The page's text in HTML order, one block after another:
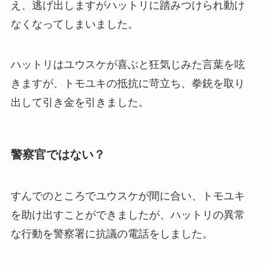
え、逃げ出しますがハットリに踏みつけられ動け
なくなってしまいました。
ハットリはユウスケが喜ぶと狂気じみた言葉を呟
きますが、トモユキの抵抗に苛立ち、拳銃を取り
出して引き金を引きました。
警察官ではない？
すんでのところでユウスケが間に合い、トモユキ
を助け出すことができましたが、ハットリの異常
な行動を警察署に抗議の電話をしました。